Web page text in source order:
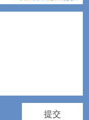
提交